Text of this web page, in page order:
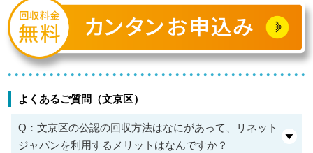
よくあるご質問（文京区）
Q：文京区の公認の回収方法はなにがあって、リネット
ジャパンを利用するメリットはなんですか？